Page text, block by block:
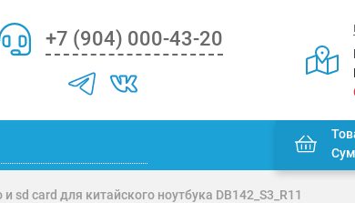
+7 (904) 000-43-20
card для китайского ноутбука DB142_S3_R11